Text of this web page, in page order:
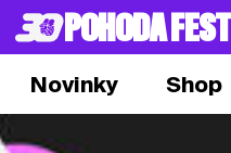
POHODA
Novinky Shop